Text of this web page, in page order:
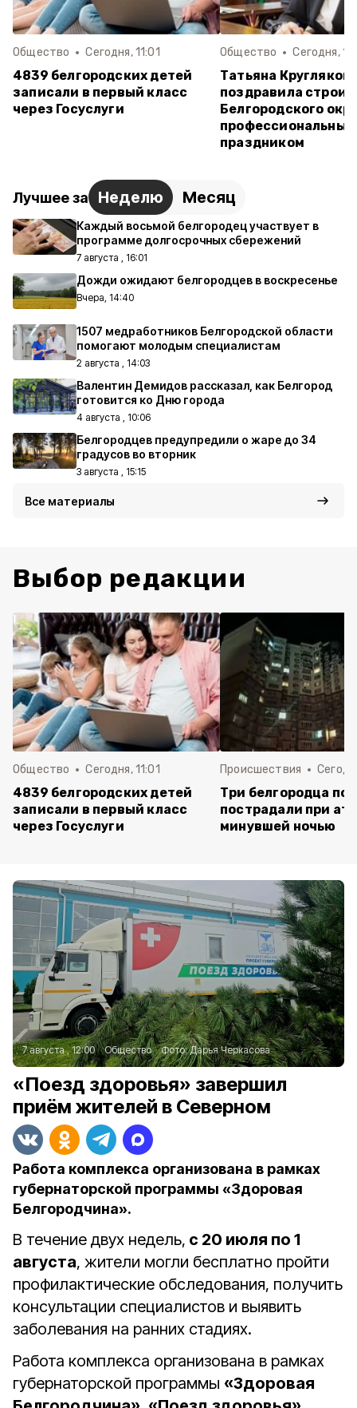
Общество Сегодня, 11:01
4839 белгородских детей
записали в первый класс
через Госуслуги
Общество Сегодня,
Татьяна
поздравила
Белгородского
профессиональным
праздником
Лучшее за Неделю Месяц
Каждый восьмой белгородец участвует в
программе долгосрочных сбережений
7 августа , 16:01
Дожди ожидают белгородцев в воскресенье
Вчера, 14:40
1507 медработников Белгородской области
помогают молодым специалистам
2 августа , 14:03
Валентин Демидов рассказал, как Белгород
готовится ко Дню города
4 августа , 10:06
Белгородцев предупредили о жаре до 34
градусов во вторник
3 августа , 15:15
Все материалы
Выбор редакции
Общество Сегодня, 11:01
4839 белгородских детей
записали в первый класс
через Госуслуги
Происшествия
Три белгородца
пострадали при
минувшей ночью
7 августа , 12:00 Общество Фото:Дарья Черкасова
«Поезд здоровья» завершил
приём жителей в Северном
Работа комплекса организована в рамках
губернаторской программы «Здоровая
Белгородчина».
В течение двух недель, с 20 июля по 1
августа, жители могли бесплатно пройти
профилактические обследования, получить
консультации специалистов и выявить
заболевания на ранних стадиях.
Работа комплекса организована в рамках
губернаторской программы «Здоровая